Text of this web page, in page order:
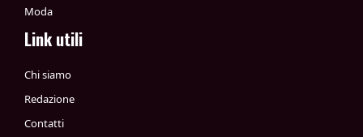
Moda
Link utili
Chi siamo
Redazione
Contatti